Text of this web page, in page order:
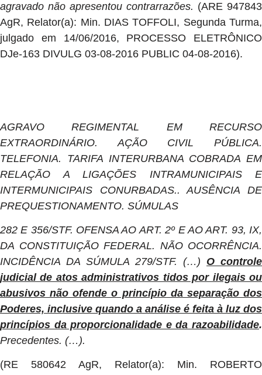
agravado não apresentou contrarrazões. (ARE 947843
AgR, Relator(a): Min. DIAS TOFFOLI, Segunda Turma,
julgado em 14/06/2016, PROCESSO ELETRÔNICO
DJe-163 DIVULG 03-08-2016 PUBLIC 04-08-2016).
AGRAVO REGIMENTAL EM RECURSO
EXTRAORDINÁRIO. AÇÃO CIVIL PÚBLICA.
TELEFONIA. TARIFA INTERURBANA COBRADA EM
RELAÇÃO A LIGAÇÕES INTRAMUNICIPAIS E
INTERMUNICIPAIS CONURBADAS.. AUSÊNCIA DE
PREQUESTIONAMENTO. SÚMULAS
282 E 356/STF. OFENSA AO ART. 2º E AO ART. 93, IX,
DA CONSTITUIÇÃO FEDERAL. NÃO OCORRÊNCIA.
INCIDÊNCIA DA SÚMULA 279/STF. (…) O controle
judicial de atos administrativos tidos por ilegais ou
abusivos não ofende o princípio da separação dos
Poderes, inclusive quando a análise é feita à luz dos
princípios da proporcionalidade e da razoabilidade.
Precedentes. (…).
(RE 580642 AgR, Relator(a): Min. ROBERTO